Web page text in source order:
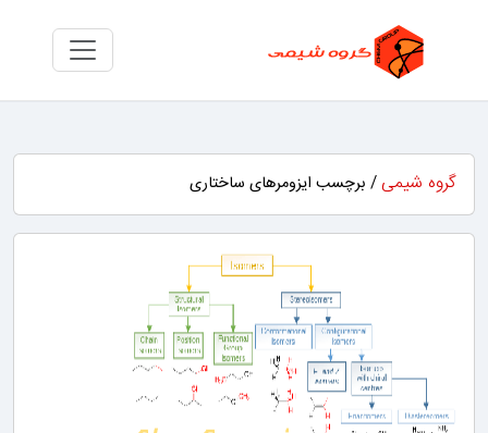
گروه شیمی / برچسب ایزومرهای ساختاری